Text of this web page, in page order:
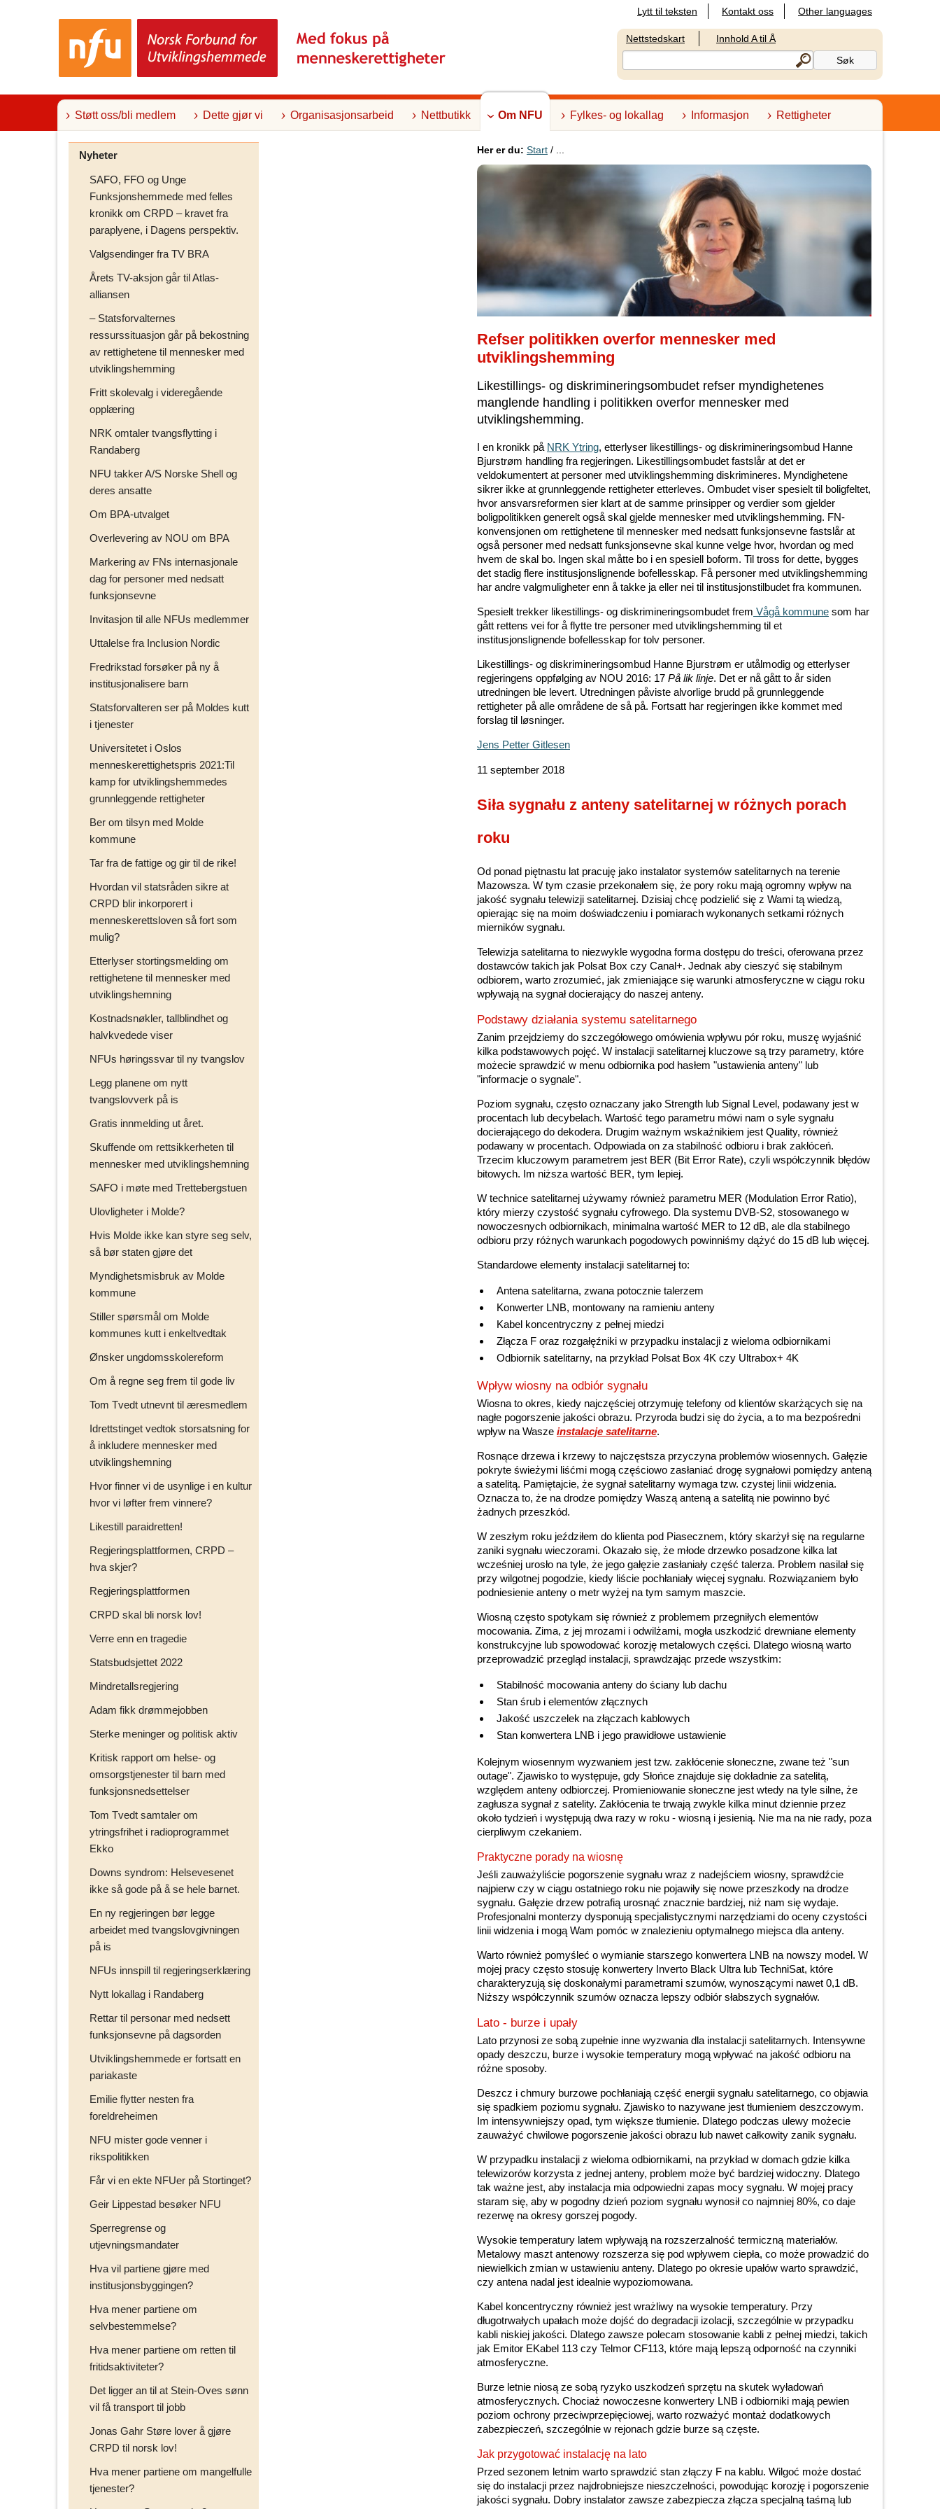
o
Lytt til teksten Kontakt oss Other languages
Nettstedskart Innhold A til Å
Støtt oss/bli medlem Dette gjør vi Organisasjonsarbeid Nettbutikk Om NFU Fylkes- og lokallag Informasjon Rettigheter
Nyheter
SAFO, FFO og Unge
Funksjonshemmede med felles
kronikk om CRPD – kravet fra
paraplyene, i Dagens perspektiv.
Valgsendinger fra TV BRA
Årets TV-aksjon går til Atlas-
alliansen
– Statsforvalternes
ressurssituasjon går på bekostning
av rettighetene til mennesker med
utviklingshemming
Fritt skolevalg i videregående
opplæring
NRK omtaler tvangsflytting i
Randaberg
NFU takker A/S Norske Shell og
deres ansatte
Om BPA-utvalget
Overlevering av NOU om BPA
Markering av FNs internasjonale
dag for personer med nedsatt
funksjonsevne
Invitasjon til alle NFUs medlemmer
Uttalelse fra Inclusion Nordic
Fredrikstad forsøker på ny å
institusjonalisere barn
Statsforvalteren ser på Moldes kutt
i tjenester
Universitetet i Oslos
menneskerettighetspris 2021:Til
kamp for utviklingshemmedes
grunnleggende rettigheter
Ber om tilsyn med Molde
kommune
Tar fra de fattige og gir til de rike!
Hvordan vil statsråden sikre at
CRPD blir inkorporert i
menneskerettsloven så fort som
mulig?
Etterlyser stortingsmelding om
rettighetene til mennesker med
utviklingshemning
Kostnadsnøkler, tallblindhet og
halvkvedede viser
NFUs høringssvar til ny tvangslov
Legg planene om nytt
tvangslovverk på is
Gratis innmelding ut året.
Skuffende om rettsikkerheten til
mennesker med utviklingshemning
SAFO i møte med Trettebergstuen
Ulovligheter i Molde?
Hvis Molde ikke kan styre seg selv,
så bør staten gjøre det
Myndighetsmisbruk av Molde
kommune
Stiller spørsmål om Molde
kommunes kutt i enkeltvedtak
Ønsker ungdomsskolereform
Om å regne seg frem til gode liv
Tom Tvedt utnevnt til æresmedlem
Idrettstinget vedtok storsatsning for
å inkludere mennesker med
utviklingshemning
Hvor finner vi de usynlige i en kultur
hvor vi løfter frem vinnere?
Likestill paraidretten!
Regjeringsplattformen, CRPD –
hva skjer?
Regjeringsplattformen
CRPD skal bli norsk lov!
Verre enn en tragedie
Statsbudsjettet 2022
Mindretallsregjering
Adam fikk drømmejobben
Sterke meninger og politisk aktiv
Kritisk rapport om helse- og
omsorgstjenester til barn med
funksjonsnedsettelser
Tom Tvedt samtaler om
ytringsfrihet i radioprogrammet
Ekko
Downs syndrom: Helsevesenet
ikke så gode på å se hele barnet.
En ny regjeringen bør legge
arbeidet med tvangslovgivningen
på is
NFUs innspill til regjeringserklæring
Nytt lokallag i Randaberg
Rettar til personar med nedsett
funksjonsevne på dagsorden
Utviklingshemmede er fortsatt en
pariakaste
Emilie flytter nesten fra
foreldreheimen
NFU mister gode venner i
rikspolitikken
Får vi en ekte NFUer på Stortinget?
Geir Lippestad besøker NFU
Sperregrense og
utjevningsmandater
Hva vil partiene gjøre med
institusjonsbyggingen?
Hva mener partiene om
selvbestemmelse?
Hva mener partiene om retten til
fritidsaktiviteter?
Det ligger an til at Stein-Oves sønn
vil få transport til jobb
Jonas Gahr Støre lover å gjøre
CRPD til norsk lov!
Hva mener partiene om mangelfulle
tjenester?
Her er du: Start / ...
Refser politikken overfor mennesker med
utviklingshemming
Likestillings- og diskrimineringsombudet refser myndighetenes
manglende handling i politikken overfor mennesker med
utviklingshemming.
I en kronikk på NRK Ytring, etterlyser likestillings- og diskrimineringsombud Hanne
Bjurstrøm handling fra regjeringen. Likestillingsombudet fastslår at det er
veldokumentert at personer med utviklingshemming diskrimineres. Myndighetene
sikrer ikke at grunnleggende rettigheter etterleves. Ombudet viser spesielt til boligfeltet,
hvor ansvarsreformen sier klart at de samme prinsipper og verdier som gjelder
boligpolitikken generelt også skal gjelde mennesker med utviklingshemming. FN-
konvensjonen om rettighetene til mennesker med nedsatt funksjonsevne fastslår at
også personer med nedsatt funksjonsevne skal kunne velge hvor, hvordan og med
hvem de skal bo. Ingen skal måtte bo i en spesiell boform. Til tross for dette, bygges
det stadig flere institusjonslignende bofellesskap. Få personer med utviklingshemming
har andre valgmuligheter enn å takke ja eller nei til institusjonstilbudet fra kommunen.
Spesielt trekker likestillings- og diskrimineringsombudet frem Vågå kommune som har
gått rettens vei for å flytte tre personer med utviklingshemming til et
institusjonslignende bofellesskap for tolv personer.
Likestillings- og diskrimineringsombud Hanne Bjurstrøm er utålmodig og etterlyser
regjeringens oppfølging av NOU 2016: 17 På lik linje. Det er nå gått to år siden
utredningen ble levert. Utredningen påviste alvorlige brudd på grunnleggende
rettigheter på alle områdene de så på. Fortsatt har regjeringen ikke kommet med
forslag til løsninger.
Jens Petter Gitlesen
11 september 2018
Siła sygnału z anteny satelitarnej w różnych porach
roku
Od ponad piętnastu lat pracuję jako instalator systemów satelitarnych na terenie
Mazowsza. W tym czasie przekonałem się, że pory roku mają ogromny wpływ na
jakość sygnału telewizji satelitarnej. Dzisiaj chcę podzielić się z Wami tą wiedzą,
opierając się na moim doświadczeniu i pomiarach wykonanych setkami różnych
mierników sygnału.
Telewizja satelitarna to niezwykle wygodna forma dostępu do treści, oferowana przez
dostawców takich jak Polsat Box czy Canal+. Jednak aby cieszyć się stabilnym
odbiorem, warto zrozumieć, jak zmieniające się warunki atmosferyczne w ciągu roku
wpływają na sygnał docierający do naszej anteny.
Podstawy działania systemu satelitarnego
Zanim przejdziemy do szczegółowego omówienia wpływu pór roku, muszę wyjaśnić
kilka podstawowych pojęć. W instalacji satelitarnej kluczowe są trzy parametry, które
możecie sprawdzić w menu odbiornika pod hasłem "ustawienia anteny" lub
"informacje o sygnale".
Poziom sygnału, często oznaczany jako Strength lub Signal Level, podawany jest w
procentach lub decybelach. Wartość tego parametru mówi nam o syle sygnału
docierającego do dekodera. Drugim ważnym wskaźnikiem jest Quality, również
podawany w procentach. Odpowiada on za stabilność odbioru i brak zakłóceń.
Trzecim kluczowym parametrem jest BER (Bit Error Rate), czyli współczynnik błędów
bitowych. Im niższa wartość BER, tym lepiej.
W technice satelitarnej używamy również parametru MER (Modulation Error Ratio),
który mierzy czystość sygnału cyfrowego. Dla systemu DVB-S2, stosowanego w
nowoczesnych odbiornikach, minimalna wartość MER to 12 dB, ale dla stabilnego
odbioru przy różnych warunkach pogodowych powinniśmy dążyć do 15 dB lub więcej.
Standardowe elementy instalacji satelitarnej to:
Antena satelitarna, zwana potocznie talerzem
Konwerter LNB, montowany na ramieniu anteny
Kabel koncentryczny z pełnej miedzi
Złącza F oraz rozgałęźniki w przypadku instalacji z wieloma odbiornikami
Odbiornik satelitarny, na przykład Polsat Box 4K czy Ultrabox+ 4K
Wpływ wiosny na odbiór sygnału
Wiosna to okres, kiedy najczęściej otrzymuję telefony od klientów skarżących się na
nagłe pogorszenie jakości obrazu. Przyroda budzi się do życia, a to ma bezpośredni
wpływ na Wasze instalacje satelitarne.
Rosnące drzewa i krzewy to najczęstsza przyczyna problemów wiosennych. Gałęzie
pokryte świeżymi liśćmi mogą częściowo zasłaniać drogę sygnałowi pomiędzy anteną
a satelitą. Pamiętajcie, że sygnał satelitarny wymaga tzw. czystej linii widzenia.
Oznacza to, że na drodze pomiędzy Waszą anteną a satelitą nie powinno być
żadnych przeszkód.
W zeszłym roku jeździłem do klienta pod Piasecznem, który skarżył się na regularne
zaniki sygnału wieczorami. Okazało się, że młode drzewko posadzone kilka lat
wcześniej urosło na tyle, że jego gałęzie zasłaniały część talerza. Problem nasilał się
przy wilgotnej pogodzie, kiedy liście pochłaniały więcej sygnału. Rozwiązaniem było
podniesienie anteny o metr wyżej na tym samym maszcie.
Wiosną często spotykam się również z problemem przegniłych elementów
mocowania. Zima, z jej mrozami i odwilżami, mogła uszkodzić drewniane elementy
konstrukcyjne lub spowodować korozję metalowych części. Dlatego wiosną warto
przeprowadzić przegląd instalacji, sprawdzając przede wszystkim:
Stabilność mocowania anteny do ściany lub dachu
Stan śrub i elementów złącznych
Jakość uszczelek na złączach kablowych
Stan konwertera LNB i jego prawidłowe ustawienie
Kolejnym wiosennym wyzwaniem jest tzw. zakłócenie słoneczne, zwane też "sun
outage". Zjawisko to występuje, gdy Słońce znajduje się dokładnie za satelitą,
względem anteny odbiorczej. Promieniowanie słoneczne jest wtedy na tyle silne, że
zagłusza sygnał z satelity. Zakłócenia te trwają zwykle kilka minut dziennie przez
około tydzień i występują dwa razy w roku - wiosną i jesienią. Nie ma na nie rady, poza
cierpliwym czekaniem.
Praktyczne porady na wiosnę
Jeśli zauważyliście pogorszenie sygnału wraz z nadejściem wiosny, sprawdźcie
najpierw czy w ciągu ostatniego roku nie pojawiły się nowe przeszkody na drodze
sygnału. Gałęzie drzew potrafią urosnąć znacznie bardziej, niż nam się wydaje.
Profesjonalni monterzy dysponują specjalistycznymi narzędziami do oceny czystości
linii widzenia i mogą Wam pomóc w znalezieniu optymalnego miejsca dla anteny.
Warto również pomyśleć o wymianie starszego konwertera LNB na nowszy model. W
mojej pracy często stosuję konwertery Inverto Black Ultra lub TechniSat, które
charakteryzują się doskonałymi parametrami szumów, wynoszącymi nawet 0,1 dB.
Niższy współczynnik szumów oznacza lepszy odbiór słabszych sygnałów.
Lato - burze i upały
Lato przynosi ze sobą zupełnie inne wyzwania dla instalacji satelitarnych. Intensywne
opady deszczu, burze i wysokie temperatury mogą wpływać na jakość odbioru na
różne sposoby.
Deszcz i chmury burzowe pochłaniają część energii sygnału satelitarnego, co objawia
się spadkiem poziomu sygnału. Zjawisko to nazywane jest tłumieniem deszczowym.
Im intensywniejszy opad, tym większe tłumienie. Dlatego podczas ulewy możecie
zauważyć chwilowe pogorszenie jakości obrazu lub nawet całkowity zanik sygnału.
W przypadku instalacji z wieloma odbiornikami, na przykład w domach gdzie kilka
telewizorów korzysta z jednej anteny, problem może być bardziej widoczny. Dlatego
tak ważne jest, aby instalacja mia odpowiedni zapas mocy sygnału. W mojej pracy
staram się, aby w pogodny dzień poziom sygnału wynosił co najmniej 80%, co daje
rezerwę na okresy gorszej pogody.
Wysokie temperatury latem wpływają na rozszerzalność termiczną materiałów.
Metalowy maszt antenowy rozszerza się pod wpływem ciepła, co może prowadzić do
niewielkich zmian w ustawieniu anteny. Dlatego po okresie upałów warto sprawdzić,
czy antena nadal jest idealnie wypoziomowana.
Kabel koncentryczny również jest wrażliwy na wysokie temperatury. Przy
długotrwałych upałach może dojść do degradacji izolacji, szczególnie w przypadku
kabli niskiej jakości. Dlatego zawsze polecam stosowanie kabli z pełnej miedzi, takich
jak Emitor EKabel 113 czy Telmor CF113, które mają lepszą odporność na czynniki
atmosferyczne.
Burze letnie niosą ze sobą ryzyko uszkodzeń sprzętu na skutek wyładowań
atmosferycznych. Chociaż nowoczesne konwertery LNB i odbiorniki mają pewien
poziom ochrony przeciwprzepięciowej, warto rozważyć montaż dodatkowych
zabezpieczeń, szczególnie w rejonach gdzie burze są częste.
Jak przygotować instalację na lato
Przed sezonem letnim warto sprawdzić stan złączy F na kablu. Wilgoć może dostać
się do instalacji przez najdrobniejsze nieszczelności, powodując korozję i pogorszenie
jakości sygnału. Dobry instalator zawsze zabezpiecza złącza specjalną taśmą lub